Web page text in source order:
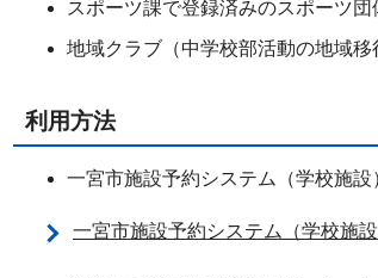
スポーツ課で登録済みのスポーツ
地域クラブ（中学校部活動の地域移
利用方法
一宮市施設予約システム（学校施設
一宮市施設予約システム（学校施設